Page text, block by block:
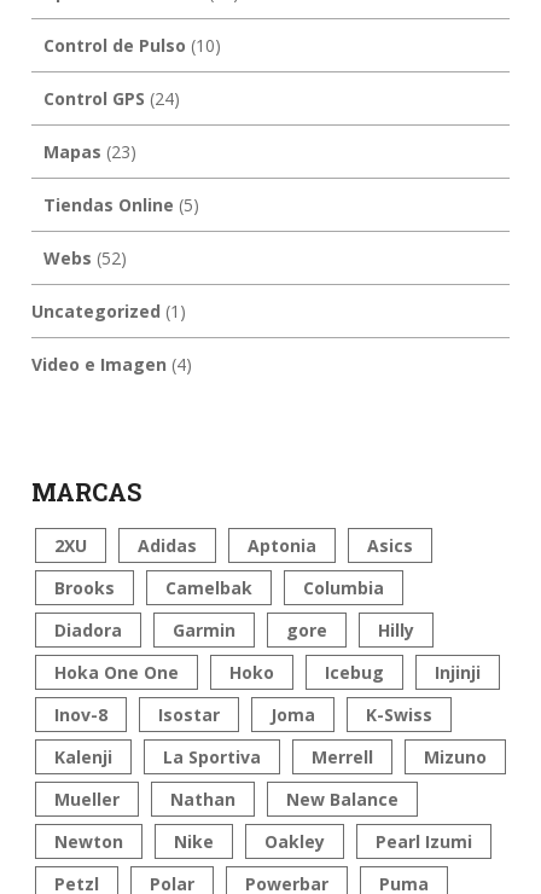
Control de Pulso (10)
Control GPS (24)
Mapas (23)
Tiendas Online (5)
Webs (52)
Uncategorized (1)
Video e Imagen (4)
MARCAS
2XU Adidas Aptonia
Asics
Brooks
Camelbak
Columbia
Diadora
Garmin gore
Hilly
Hoka One One
Hoko Icebug
Injinji
Inov-8
Isostar Joma
K-Swiss
Kalenji
La Sportiva Merrell
Mizuno
Mueller
Nathan
New Balance
Newton
Nike Oakley
Pearl Izumi
Petzl
Polar Powerbar Puma